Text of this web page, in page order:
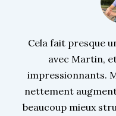
Cela fait presque
avec Martin,
impressionnants.
nettement
beaucoup mieux